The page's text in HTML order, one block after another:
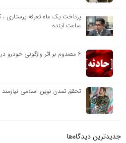
ساعت آینده
۶ مصدوم بر اثر واژگونی خودرو در جرقویه
تحقق تمدن نوین اسلامی
جدیدترین دیدگاه‌‌ها